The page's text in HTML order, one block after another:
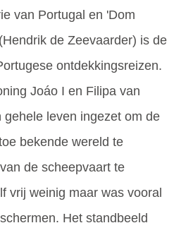
van Portugal en 'Dom
de Zeevaarder) is de
ontdekkingsreizen.
Joáo I en Filipa van
leven ingezet om de
bekende wereld te
de scheepvaart te
vrij weinig maar was vooral
Het standbeeld